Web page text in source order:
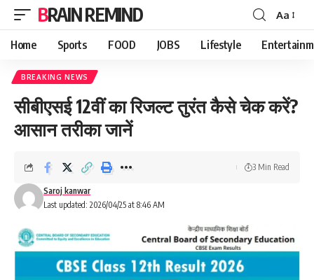
BRAIN REMIND
Font
Resizer
Aa
Home Sports FOOD JOBS Lifestyle
BREAKING NEWS
सीबीएसई 12वीं का रिजल्ट तुरंत कैसे चेक करें?
आसान तरीका जानें
Last updated: 2026/04/25 at 8:46 AM
Saroj kanwar
3 Min Read